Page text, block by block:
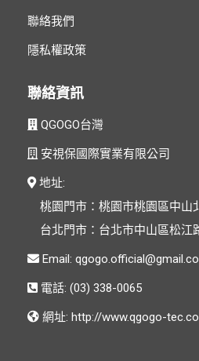
聯絡我們
隱私權政策
聯絡資訊
QGOGO台灣
安視保國際實業有限公司
地址:
桃園門市：桃園市桃園區中山
台北門市：台北市中山區松江
Email:
電話: (03) 338-0065
網址: http://www.qgogo-